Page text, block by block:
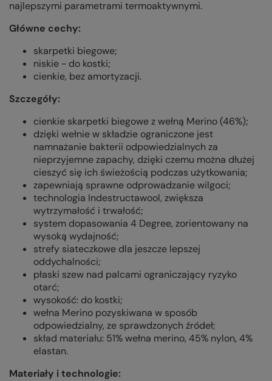
najlepszymi parametrami termoaktywnymi.
Główne cechy:
skarpetki biegowe;
niskie - do kostki;
cienkie, bez amortyzacji.
Szczegóły:
cienkie skarpetki biegowe z wełną Merino (46%);
dzięki wełnie w składzie ograniczone jest
namnażanie bakterii odpowiedzialnych za
nieprzyjemne zapachy, dzięki czemu można dłużej
cieszyć się ich świeżością podczas użytkowania;
zapewniają sprawne odprowadzanie wilgoci;
technologia Indestructawool, zwiększa
wytrzymałość i trwałość;
system dopasowania 4 Degree, zorientowany na
wysoką wydajność;
strefy siateczkowe dla jeszcze lepszej
oddychalności;
płaski szew nad palcami ograniczający ryzyko
otarć;
wysokość: do kostki;
wełna Merino pozyskiwana w sposób
odpowiedzialny, ze sprawdzonych źródeł;
skład materiału: 51% wełna merino, 45% nylon, 4%
elastan.
Materiały i technologie: